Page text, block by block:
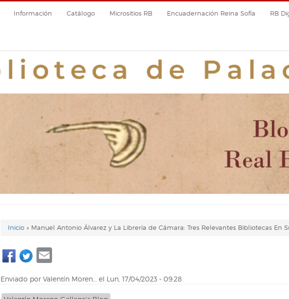
Información Catálogo Micrositios RB Encuadernación Reina Sofía RB
Enlaces
de
de
Inicio Manuel Antonio Álvarez y La Librería de Cámara: Tres Relevantes Bibliotecas En
Enviado por Valentín Moren… el Lun, 17/04/2023 - 09:28